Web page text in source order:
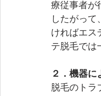
療従事者が
したがっ
ければエス
テ脱毛では
２．機器に
脱毛のトラ